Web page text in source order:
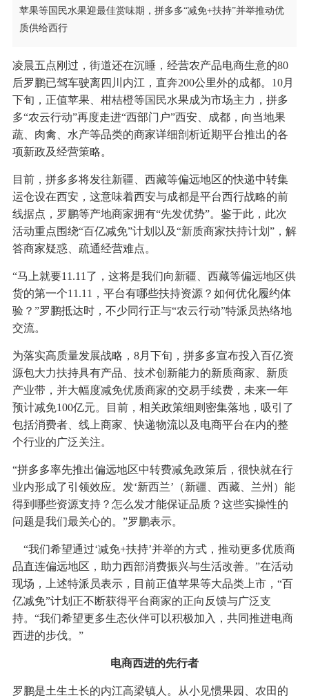
苹果等国民水果迎最佳赏味期，拼多多“减免+扶持”并举推动优
质供给西行
凌晨五点刚过，街道还在沉睡，经营农产品电商生意的80
后罗鹏已驾车驶离四川内江，直奔200公里外的成都。10月
下旬，正值苹果、柑桔橙等国民水果成为市场主力，拼多
多“农云行动”再度走进“西部门户”西安、成都，向当地果
蔬、肉禽、水产等品类的商家详细剖析近期平台推出的各
项新政及经营策略。
目前，拼多多将发往新疆、西藏等偏远地区的快递中转集
运仓设在西安，这意味着西安与成都是平台西行战略的前
线据点，罗鹏等产地商家拥有“先发优势”。鉴于此，此次
活动重点围绕“百亿减免”计划以及“新质商家扶持计划”，解
答商家疑惑、疏通经营难点。
“马上就要11.11了，这将是我们向新疆、西藏等偏远地区供
货的第一个11.11，平台有哪些扶持资源？如何优化履约体
验？”罗鹏抵达时，不少同行正与“农云行动”特派员热络地
交流。
为落实高质量发展战略，8月下旬，拼多多宣布投入百亿资
源包大力扶持具有产品、技术创新能力的新质商家、新质
产业带，并大幅度减免优质商家的交易手续费，未来一年
预计减免100亿元。目前，相关政策细则密集落地，吸引了
包括消费者、线上商家、快递物流以及电商平台在内的整
个行业的广泛关注。
“拼多多率先推出偏远地区中转费减免政策后，很快就在行
业内形成了引领效应。发‘新西兰’（新疆、西藏、兰州）能
得到哪些资源支持？怎么发才能保证品质？这些实操性的
问题是我们最关心的。”罗鹏表示。
“我们希望通过‘减免+扶持’并举的方式，推动更多优质商
品直连偏远地区，助力西部消费振兴与生活改善。”在活动
现场，上述特派员表示，目前正值苹果等大品类上市，“百
亿减免”计划正不断获得平台商家的正向反馈与广泛支
持。“我们希望更多生态伙伴可以积极加入，共同推进电商
西进的步伐。”
电商西进的先行者
罗鹏是土生土长的内江高梁镇人。从小见惯果园、农田的